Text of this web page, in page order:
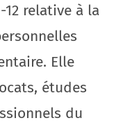
12 relative à la
Elle
études
du